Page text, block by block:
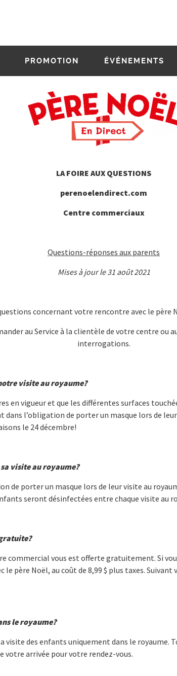
PROMOTION ÉVÉNEMENTS
LA FOIRE AUX QUESTIONS
perenoelendirect.com
Centre commerciaux
Questions-réponses aux parents
Mises à jour le 31 août 2021
concernant votre rencontre avec le
au Service à la clientèle de votre centre
interrogations.
visite au royaume?
en vigueur et que les différentes surfaces
dans l’obligation de porter un masque lors de
le 24 décembre!
visite au royaume?
de porter un masque lors de leur visite au
seront désinfectées entre chaque visite au
commercial vous est offerte gratuitement. Si
le père Noël, au coût de 8,99 $ plus taxes.
le royaume?
des enfants uniquement dans le royaume.
votre arrivée pour votre rendez-vous.